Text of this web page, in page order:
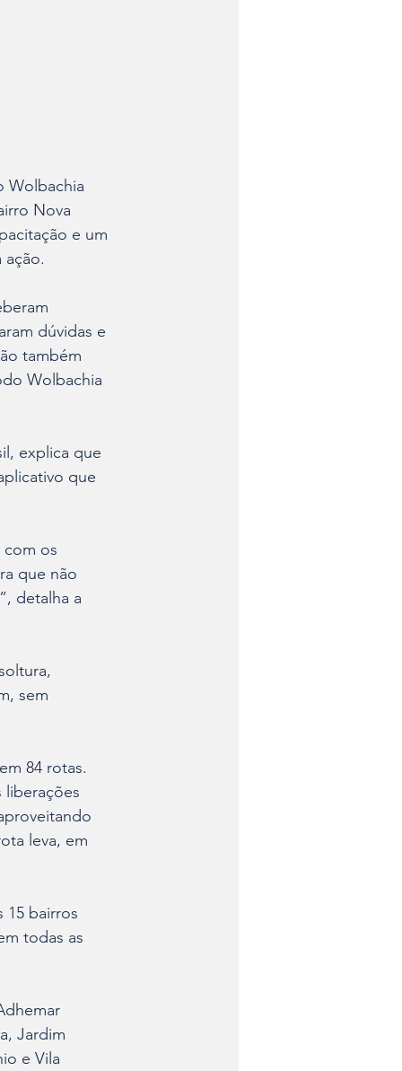
Wolbachia
Nova
e um
dúvidas e
também
Wolbachia
explica que
que
com os
que não
detalha a
sem
84 rotas.
liberações
leva, em
15 bairros
todas as
Jardim
e Vila